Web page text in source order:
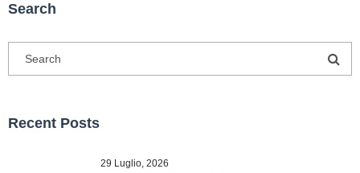
Search
Recent Posts
29 Luglio, 2026